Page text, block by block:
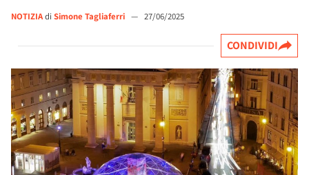
NOTIZIAdi Simone Tagliaferri — 27/06/2025
CONDIVIDI